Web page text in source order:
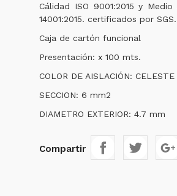
Cálidad ISO 9001:2015 y Medio
14001:2015. certificados por SGS.
Caja de cartón funcional
Presentación: x 100 mts.
COLOR DE AISLACIÓN: CELESTE
SECCION: 6 mm2
DIAMETRO EXTERIOR: 4.7 mm
Compartir